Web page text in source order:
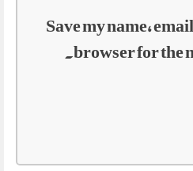
Save my name,
browser for the